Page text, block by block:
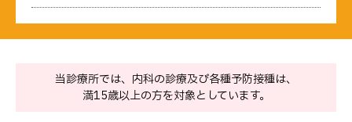
当診療所では、内科の診療及び各種予防接種は、
満15歳以上の方を対象としています。